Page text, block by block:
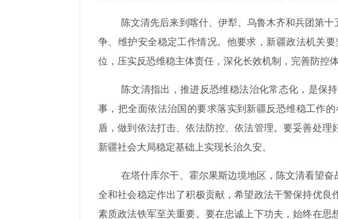
陈文清先后来到喀什、伊犁、乌鲁木齐和兵团第
争、维护安全稳定工作情况。他要求，新疆政法机关
位，压实反恐维稳主体责任，深化长效机制，完善防控
陈文清指出，推进反恐维稳法治化常态化，是保
事，把全面依法治国的要求落实到新疆反恐维稳工作
盾，做到依法打击、依法防控、依法管理。要妥善处
新疆社会大局稳定基础上实现长治久安。
在塔什库尔干、霍尔果斯边境地区，陈文清看望
全和社会稳定作出了积极贡献，希望政法干警保持优
素质政法铁军至关重要。要在忠诚上下功夫，始终在